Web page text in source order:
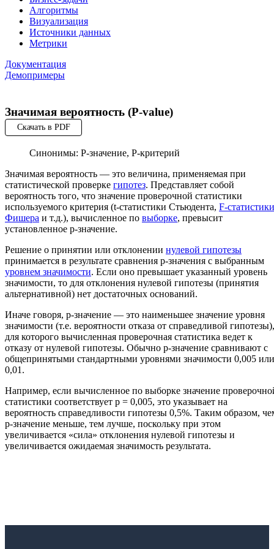
Алгоритмы
Визуализация
Источники данных
Метрики
Документация
Демопримеры
Значимая вероятность (P-value)
Скачать в PDF
Синонимы: Р-значение, P-критерий
Значимая вероятность — это величина, применяемая при
статистической проверке гипотез. Представляет собой
вероятность того, что значение проверочной статистики
используемого критерия (t-статистики Стьюдента, F-статистики
Фишера и т.д.), вычисленное по выборке, превысит
установленное p-значение.
Решение о принятии или отклонении нулевой гипотезы
принимается в результате сравнения p-значения с выбранным
уровнем значимости. Если оно превышает указанный уровень
значимости, то для отклонения нулевой гипотезы (принятия
альтернативной) нет достаточных оснований.
Иначе говоря, p-значение — это наименьшее значение уровня
значимости (т.е. вероятности отказа от справедливой гипотезы),
для которого вычисленная проверочная статистика ведет к
отказу от нулевой гипотезы. Обычно p-значение сравнивают с
общепринятыми стандартными уровнями значимости 0,005 или
0,01.
Например, если вычисленное по выборке значение
статистики соответствует p = 0,005, это указывает на
вероятность справедливости гипотезы 0,5%. Таким образом,
p-значение меньше, тем лучше, поскольку при этом
увеличивается «сила» отклонения нулевой гипотезы и
увеличивается ожидаемая значимость результата.